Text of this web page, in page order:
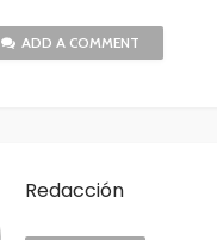
ADD A COMMENT
Redacción